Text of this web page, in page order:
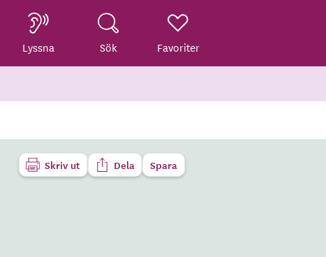
Lyssna Sök Favoriter
Skriv ut Dela Spara